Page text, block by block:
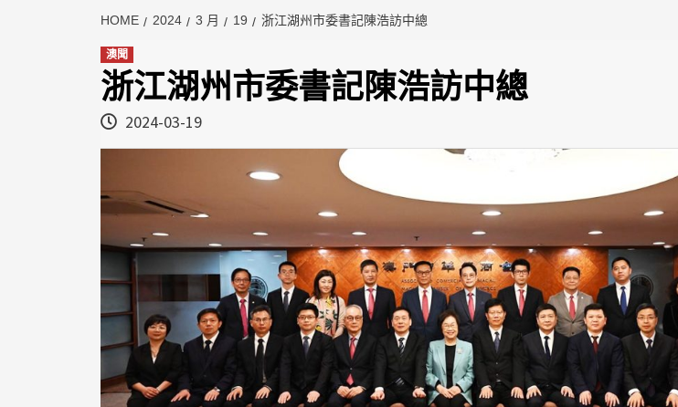
HOME 2024 3 月 19 浙江湖州市委書記陳浩訪中總
澳聞
浙江湖州市委書記陳浩訪中總
2024-03-19